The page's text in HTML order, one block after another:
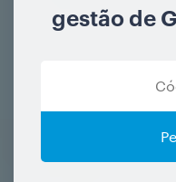
gestão de